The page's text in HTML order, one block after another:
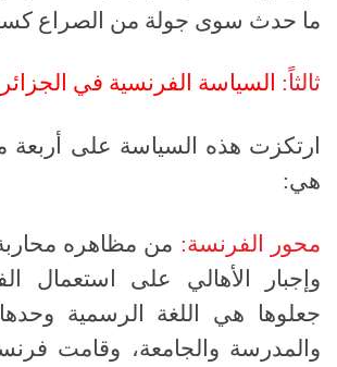
ما حدث سوى جولة من الصراع
ثالثاً: السياسة الفرنسية في
ارتكزت هذه السياسة على أربعة
هي:
محور الفرنسة: من مظاهره محاربة
وإجبار الأهالي على استعمال
جعلوها هي اللغة الرسمية
والمدرسة والجامعة، وقامت